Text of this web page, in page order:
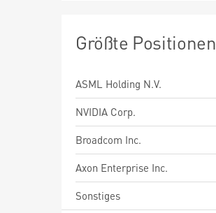
Größte Positionen
ASML Holding N.V.
NVIDIA Corp.
Broadcom Inc.
Axon Enterprise Inc.
Sonstiges